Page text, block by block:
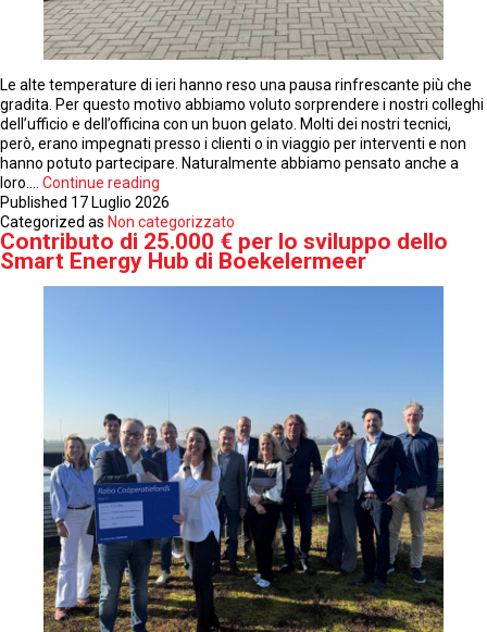
Le alte temperature di ieri hanno reso una pausa rinfrescante più che
gradita. Per questo motivo abbiamo voluto sorprendere i nostri colleghi
dell’ufficio e dell’officina con un buon gelato. Molti dei nostri tecnici,
però, erano impegnati presso i clienti o in viaggio per interventi e non
hanno potuto partecipare. Naturalmente abbiamo pensato anche a
loro.… Continue reading
pausa
rinfrescante
nelle
calde
Published 17 Luglio 2026
Categorized as Non categorizzato
Contributo di 25.000 € per lo sviluppo dello
Smart Energy Hub di Boekelermeer